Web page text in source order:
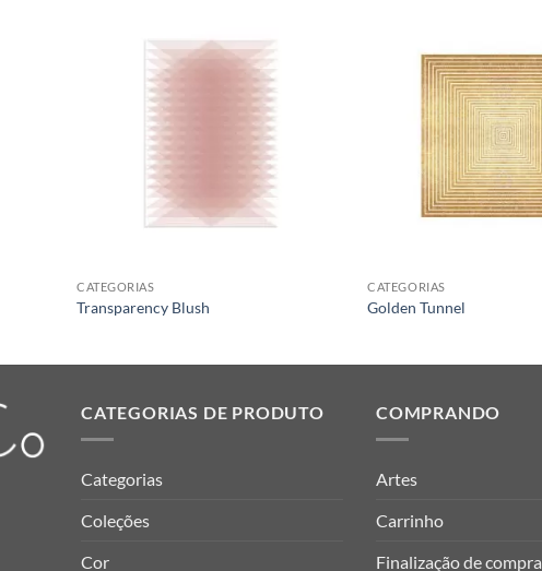
CATEGORIAS
Transparency Blush
CATEGORIAS
Golden Tunnel
CATEGORIAS DE PRODUTO
Categorias
Coleções
Cor
COMPRANDO
Artes
Carrinho
Finalização de compra